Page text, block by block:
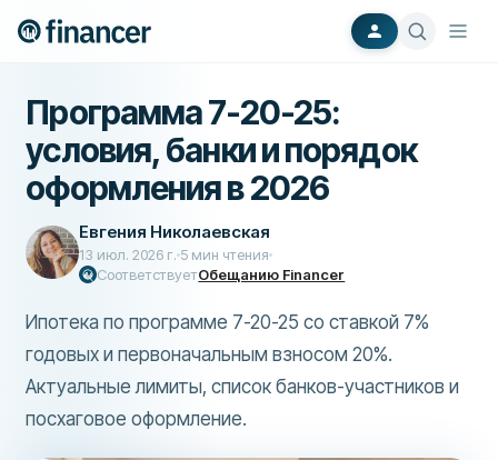
Программа 7-20-25:
условия, банки и порядок
оформления в 2026
Евгения Николаевская
13 июл. 2026 г. 5 мин чтения
СоответствуетОбещанию Financer
Ипотека по программе 7-20-25 со ставкой 7%
годовых и первоначальным взносом 20%.
Актуальные лимиты, список банков-участников и
посхаговое оформление.